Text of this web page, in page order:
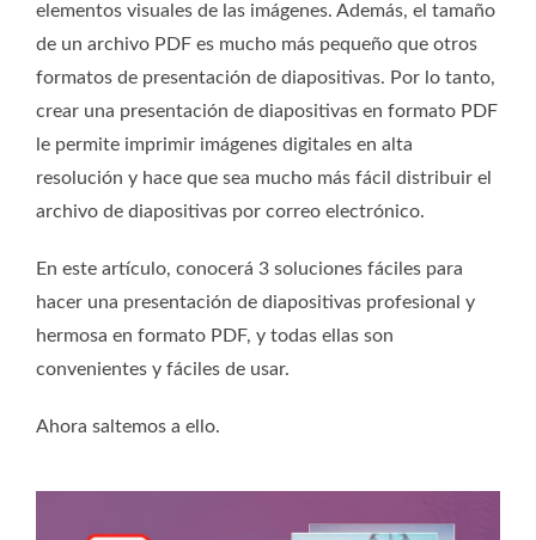
elementos visuales de las imágenes. Además, el tamaño
de un archivo PDF es mucho más pequeño que otros
formatos de presentación de diapositivas. Por lo tanto,
crear una presentación de diapositivas en formato PDF
le permite imprimir imágenes digitales en alta
resolución y hace que sea mucho más fácil distribuir el
archivo de diapositivas por correo electrónico.
En este artículo, conocerá 3 soluciones fáciles para
hacer una presentación de diapositivas profesional y
hermosa en formato PDF, y todas ellas son
convenientes y fáciles de usar.
Ahora saltemos a ello.